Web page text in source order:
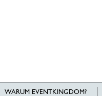
WARUM EVENTKINGDOM?